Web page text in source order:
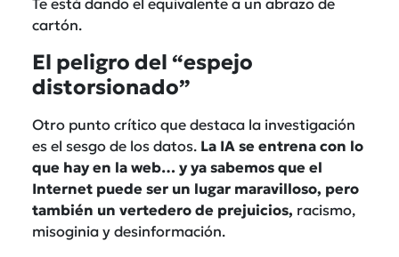
cartón.
El peligro del “espejo
distorsionado”
Otro punto crítico que destaca la investigación
es el sesgo de los datos. La IA se entrena con lo
que hay en la web… y ya sabemos que el
Internet puede ser un lugar maravilloso, pero
también un vertedero de prejuicios, racismo,
misoginia y desinformación.